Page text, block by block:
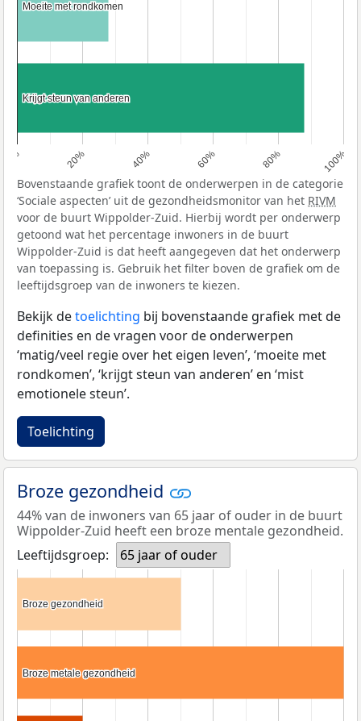
0% 20% 40% 60% 80% 100%
Moeite met rondkomen
Moeite met rondkomen
Krijgt steun van anderen
Krijgt steun van anderen
Bovenstaande grafiek toont de onderwerpen in de categorie
‘Sociale aspecten’ uit de gezondheidsmonitor van het RIVM
voor de buurt Wippolder-Zuid. Hierbij wordt per onderwerp
getoond wat het percentage inwoners in de buurt
Wippolder-Zuid is dat heeft aangegeven dat het onderwerp
van toepassing is. Gebruik het filter boven de grafiek om de
leeftijdsgroep van de inwoners te kiezen.
Bekijk detoelichting bij bovenstaande grafiek met de
definities en de vragen voor de onderwerpen
‘matig/veel regie over het eigen leven’, ‘moeite met
rondkomen’, ‘krijgt steun van anderen’ en ‘mist
emotionele steun’.
Toelichting
Broze gezondheid
44% van de inwoners van 65 jaar of ouder in de buurt
Wippolder-Zuid heeft een broze mentale gezondheid.
Leeftijdsgroep:
65 jaar of ouder
Broze gezondheid
Broze gezondheid
Broze metale gezondheid
Broze metale gezondheid